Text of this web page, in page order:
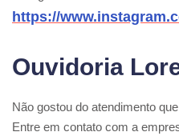
https://
Ouvidoria
Não gostou do atendimento
Entre em contato com a